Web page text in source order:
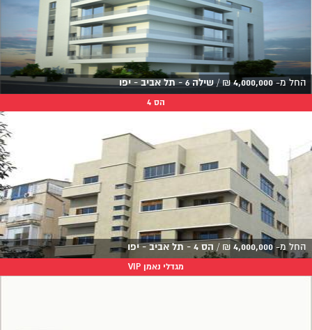
החל מ-4,000,000
₪
/שילה 6 - תל אביב - יפו
הס 4
החל מ-4,000,000
₪
/ הס 4 - תל אביב - יפו
מגדלי נאמן VIP